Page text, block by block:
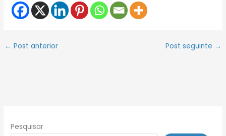
← Post anterior Post seguinte →
Pesquisar